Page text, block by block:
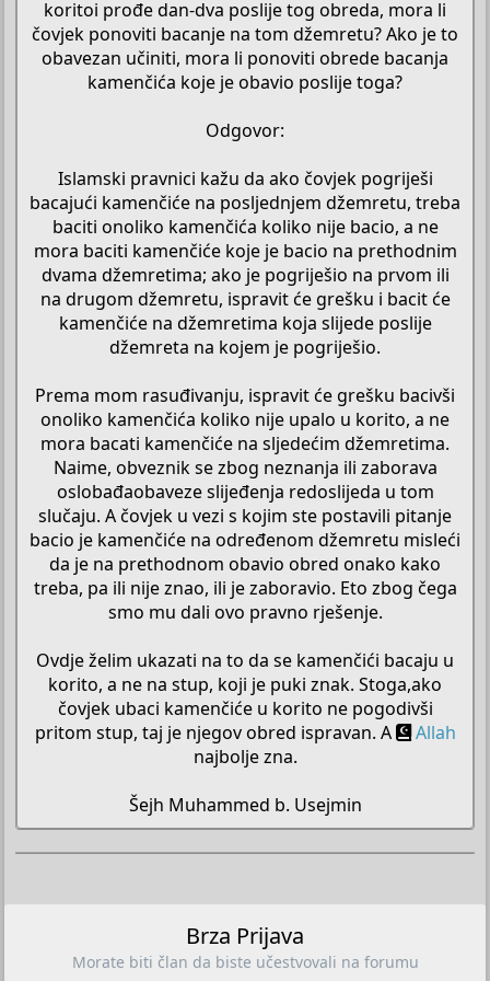
koritoi prođe dan-dva poslije tog obreda, mora li
čovjek ponoviti bacanje na tom džemretu? Ako je to
obavezan učiniti, mora li ponoviti obrede bacanja
kamenčića koje je obavio poslije toga?
Odgovor:
Islamski pravnici kažu da ako čovjek pogriješi
bacajući kamenčiće na posljednjem džemretu, treba
baciti onoliko kamenčića koliko nije bacio, a ne
mora baciti kamenčiće koje je bacio na prethodnim
dvama džemretima; ako je pogriješio na prvom ili
na drugom džemretu, ispravit će grešku i bacit će
kamenčiće na džemretima koja slijede poslije
džemreta na kojem je pogriješio.
Prema mom rasuđivanju, ispravit će grešku bacivši
onoliko kamenčića koliko nije upalo u korito, a ne
mora bacati kamenčiće na sljedećim džemretima.
Naime, obveznik se zbog neznanja ili zaborava
oslobađaobaveze slijeđenja redoslijeda u tom
slučaju. A čovjek u vezi s kojim ste postavili pitanje
bacio je kamenčiće na određenom džemretu misleći
da je na prethodnom obavio obred onako kako
treba, pa ili nije znao, ili je zaboravio. Eto zbog čega
smo mu dali ovo pravno rješenje.
Ovdje želim ukazati na to da se kamenčići bacaju u
korito, a ne na stup, koji je puki znak. Stoga,ako
čovjek ubaci kamenčiće u korito ne pogodivši
pritom stup, taj je njegov obred ispravan. A
Allah
najbolje zna.
Šejh Muhammed b. Usejmin​
Brza Prijava
Morate biti član da biste učestvovali na forumu